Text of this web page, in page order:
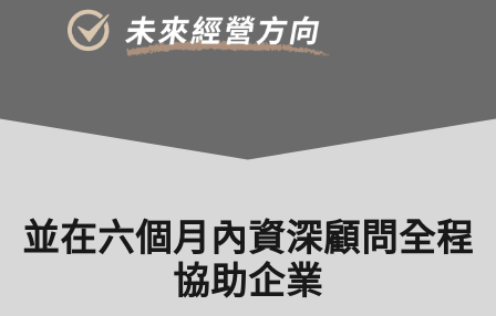
並在六個月內資深顧問全程
協助企業